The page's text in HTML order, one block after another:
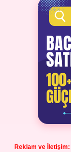
Reklam ve İletişim: